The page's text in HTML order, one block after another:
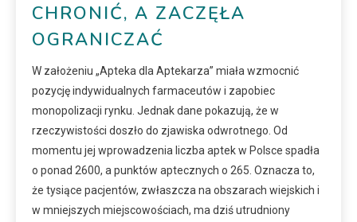
CHRONIĆ, A ZACZĘŁA
OGRANICZAĆ
W założeniu „Apteka dla Aptekarza” miała wzmocnić
pozycję indywidualnych farmaceutów i zapobiec
monopolizacji rynku. Jednak dane pokazują, że w
rzeczywistości doszło do zjawiska odwrotnego. Od
momentu jej wprowadzenia liczba aptek w Polsce spadła
o ponad 2600, a punktów aptecznych o 265. Oznacza to,
że tysiące pacjentów, zwłaszcza na obszarach wiejskich i
w mniejszych miejscowościach, ma dziś utrudniony